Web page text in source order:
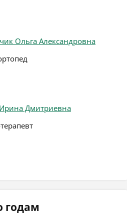
Ольга Александровна
Дмитриевна
годам